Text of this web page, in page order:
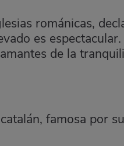
románicas,
es espectacular.
de la
famosa por